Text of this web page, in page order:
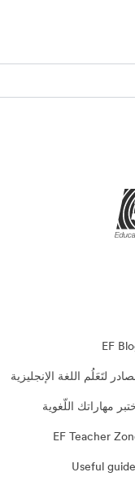
EF
لتَعَلُم اللغة الإنجليزية
مهاراتك اللّغوية
EF Teacher
Useful